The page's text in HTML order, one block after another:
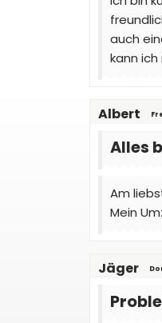
auch
kann
Albert
Alles
Am
Mein
Jäger